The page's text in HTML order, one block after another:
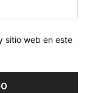
sitio web en este